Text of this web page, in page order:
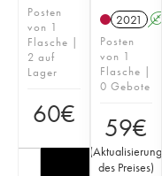
Posten
von 1
Flasche |
2 auf
Lager
60€
2021 A
Posten
von 1
Flasche |
0 Gebote
59€
(Aktualisierung
des Preises)